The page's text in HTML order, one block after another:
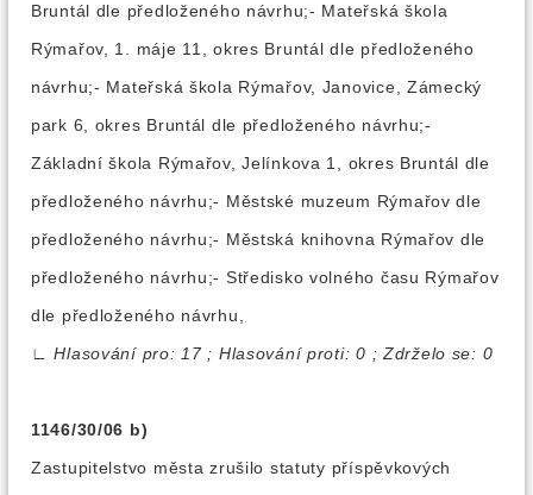
Bruntál dle předloženého návrhu;- Mateřská škola
Rýmařov, 1. máje 11, okres Bruntál dle předloženého
návrhu;- Mateřská škola Rýmařov, Janovice, Zámecký
park 6, okres Bruntál dle předloženého návrhu;-
Základní škola Rýmařov, Jelínkova 1, okres Bruntál dle
předloženého návrhu;- Městské muzeum Rýmařov dle
předloženého návrhu;- Městská knihovna Rýmařov dle
předloženého návrhu;- Středisko volného času Rýmařov
dle předloženého návrhu,
∟
Hlasování pro: 17 ; Hlasování proti: 0 ; Zdrželo se: 0
1146/30/06 b)
Zastupitelstvo města zrušilo statuty příspěvkových